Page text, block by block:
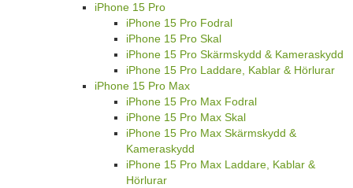
iPhone 15 Pro
iPhone 15 Pro Fodral
iPhone 15 Pro Skal
iPhone 15 Pro Skärmskydd & Kameraskydd
iPhone 15 Pro Laddare, Kablar & Hörlurar
iPhone 15 Pro Max
iPhone 15 Pro Max Fodral
iPhone 15 Pro Max Skal
iPhone 15 Pro Max Skärmskydd &
Kameraskydd
iPhone 15 Pro Max Laddare, Kablar &
Hörlurar